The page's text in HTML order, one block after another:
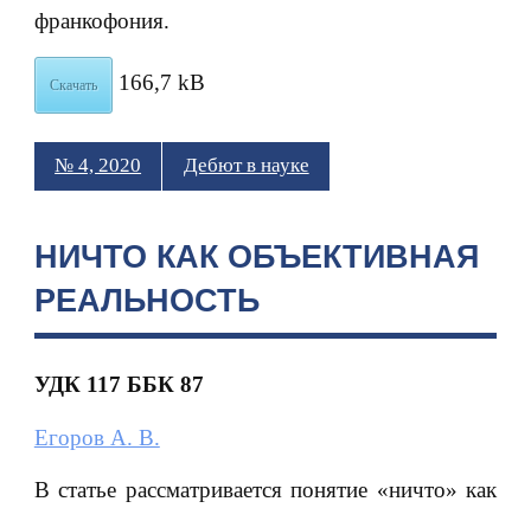
франкофония.
Скачать 166,7 kB
№ 4, 2020 Дебют в науке
НИЧТО КАК ОБЪЕКТИВНАЯ
РЕАЛЬНОСТЬ
УДК 117 ББК 87
Егоров А. В.
В статье рассматривается понятие «ничто» как